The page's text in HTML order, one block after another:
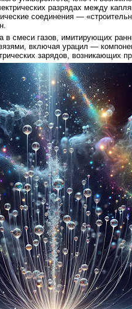
разрядах между
соединения —
в смеси газов, имитирующих
включая урацил —
зарядов, возникающих